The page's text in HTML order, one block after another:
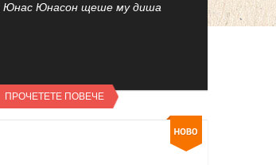
Юнас Юнасон щеше му диша
ПРОЧЕТЕТЕ ПОВЕЧЕ